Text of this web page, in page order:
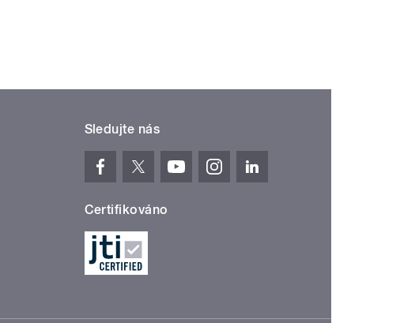
Sledujte nás
Certifikováno